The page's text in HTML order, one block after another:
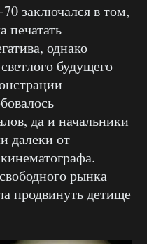
заключался в том,
печатать
однако
будущего
да и начальники
далеки от
рынка
продвинуть детище